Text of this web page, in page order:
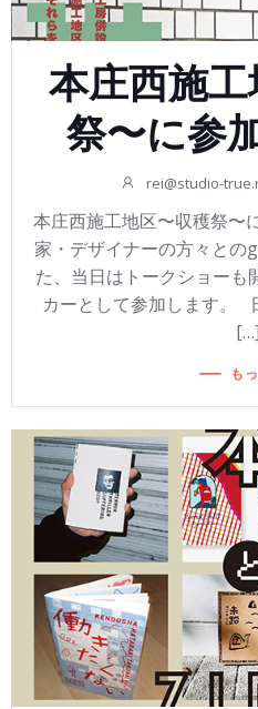
本庄西施
祭〜に参
rei@studio-
本庄西施工地区〜収穫祭〜
家・デザイナーの方々との
た、当日はトークショーも
カーとして参加します。
[…]
も